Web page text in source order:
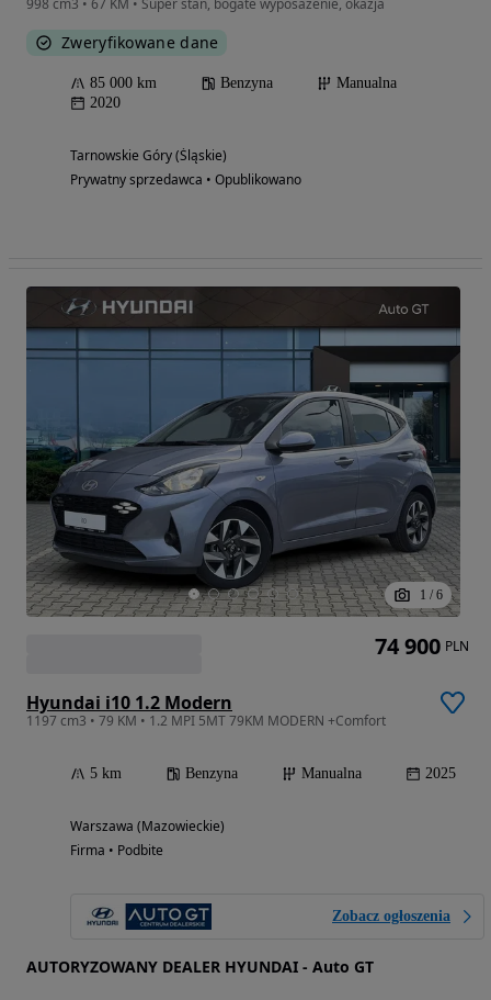
Zweryfikowane dane
85 000 km Benzyna
Manualna
2020
Tarnowskie Góry (Śląskie)
Prywatny sprzedawca • Opublikowano
1 / 6
Hyundai i10 1.2 Modern
1197 cm3 • 79 KM • 1.2 MPI 5MT 79KM MODERN +Comfort
5 km Benzyna Manualna 2025
Warszawa (Mazowieckie)
Firma • Podbite
Zobacz ogłoszenia
AUTORYZOWANY DEALER HYUNDAI - Auto GT
74 900 PLN